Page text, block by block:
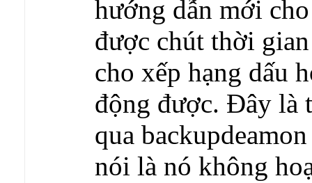
hướng dẫn mới
được chút thời
cho xếp hạng dấu
động được. Đây là
qua
nói là nó không